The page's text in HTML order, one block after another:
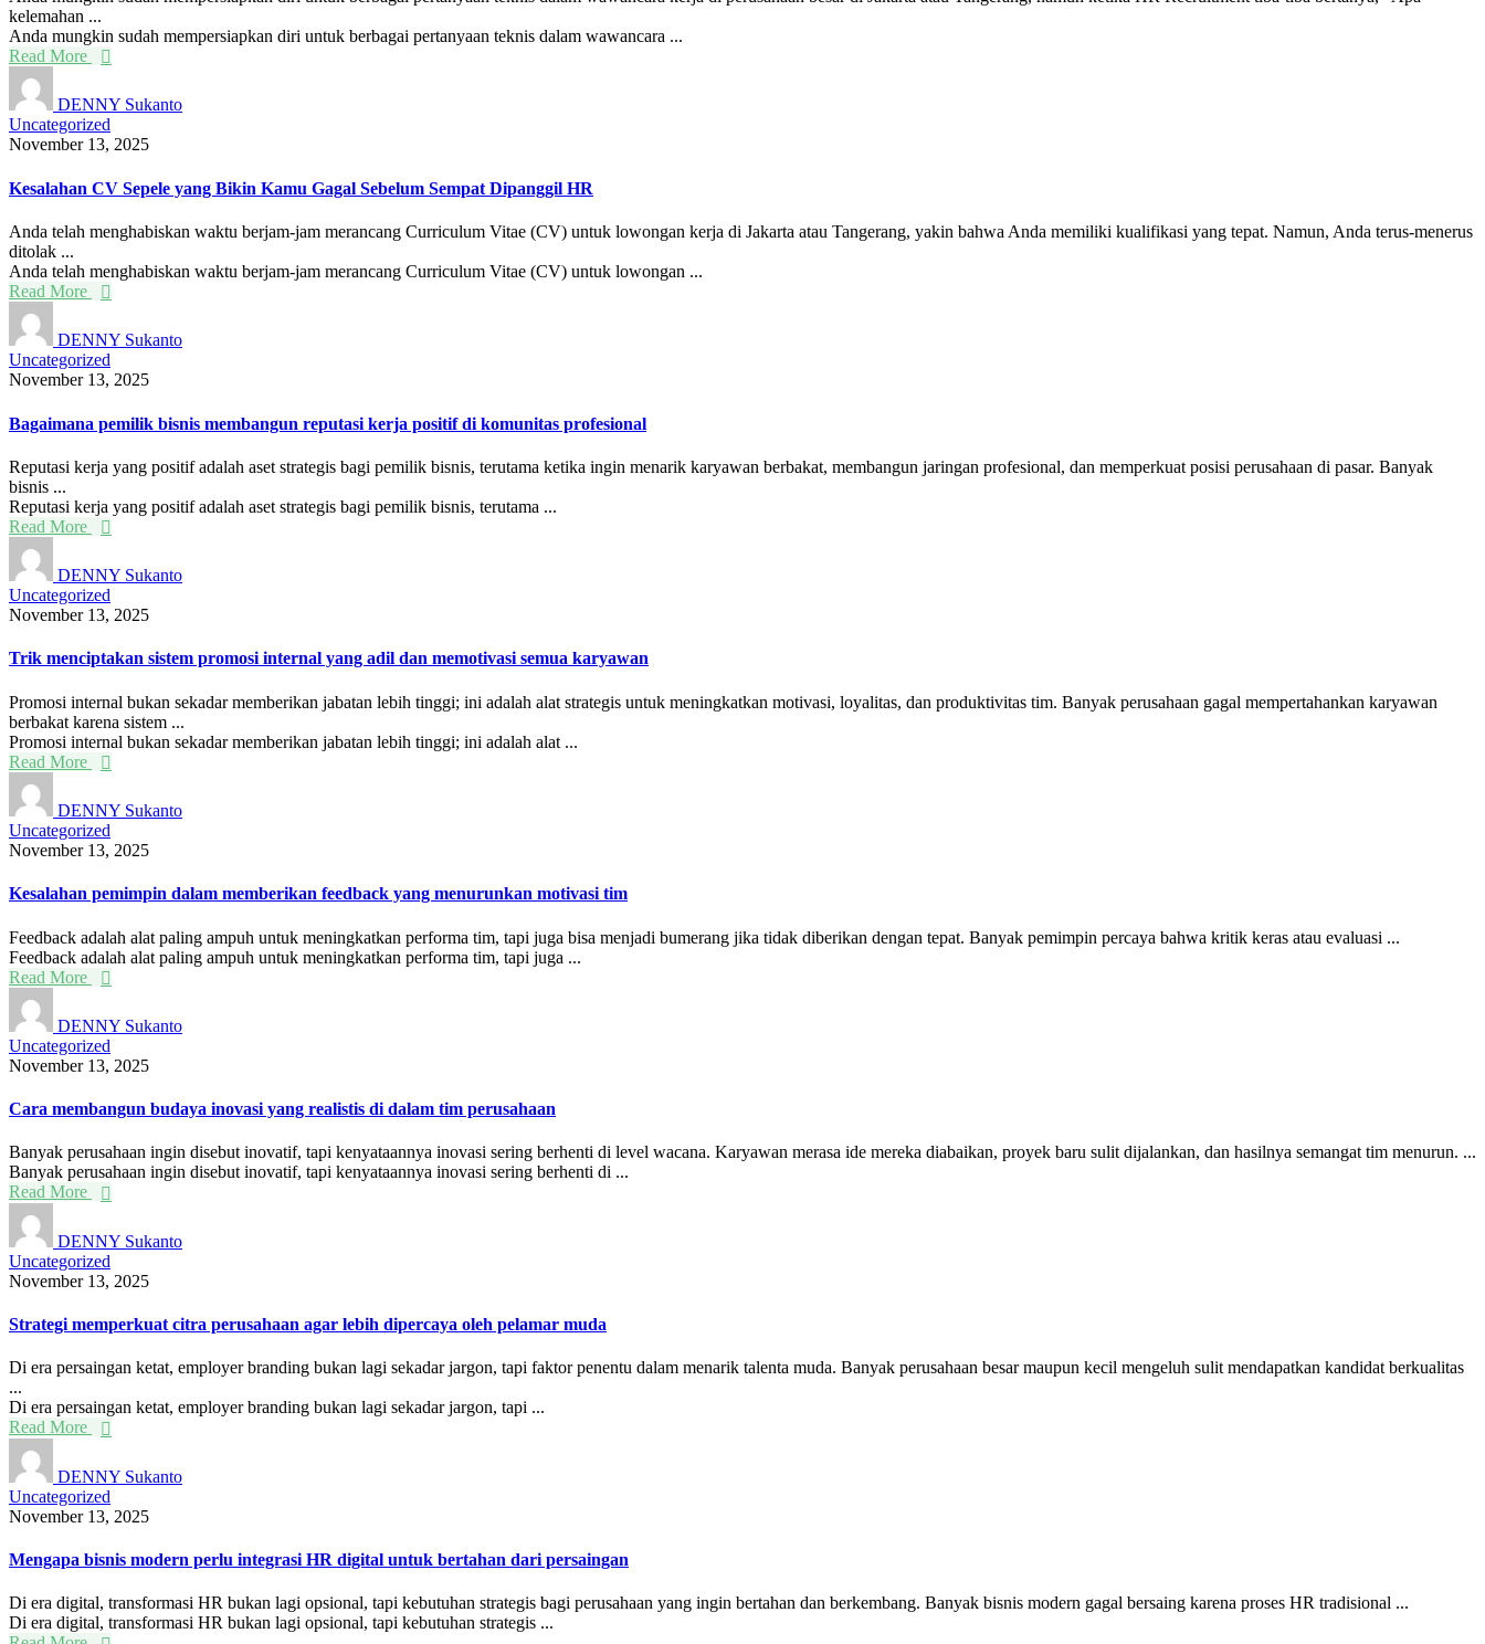
kelemahan ...
Anda mungkin sudah mempersiapkan diri untuk berbagai pertanyaan teknis dalam wawancara ...
Read More
DENNY Sukanto
Uncategorized
November 13, 2025
Kesalahan CV Sepele yang Bikin Kamu Gagal Sebelum Sempat Dipanggil HR
Anda telah menghabiskan waktu berjam-jam merancang Curriculum Vitae (CV) untuk lowongan kerja di Jakarta atau Tangerang, yakin bahwa Anda memiliki kualifikasi yang tepat. Namun, Anda terus-menerus
ditolak ...
Anda telah menghabiskan waktu berjam-jam merancang Curriculum Vitae (CV) untuk lowongan ...
Read More
DENNY Sukanto
Uncategorized
November 13, 2025
Bagaimana pemilik bisnis membangun reputasi kerja positif di komunitas profesional
Reputasi kerja yang positif adalah aset strategis bagi pemilik bisnis, terutama ketika ingin menarik karyawan berbakat, membangun jaringan profesional, dan memperkuat posisi perusahaan di pasar. Banyak
bisnis ...
Reputasi kerja yang positif adalah aset strategis bagi pemilik bisnis, terutama ...
Read More
DENNY Sukanto
Uncategorized
November 13, 2025
Trik menciptakan sistem promosi internal yang adil dan memotivasi semua karyawan
Promosi internal bukan sekadar memberikan jabatan lebih tinggi; ini adalah alat strategis untuk meningkatkan motivasi, loyalitas, dan produktivitas tim. Banyak perusahaan gagal mempertahankan karyawan
berbakat karena sistem ...
Promosi internal bukan sekadar memberikan jabatan lebih tinggi; ini adalah alat ...
Read More
DENNY Sukanto
Uncategorized
November 13, 2025
Kesalahan pemimpin dalam memberikan feedback yang menurunkan motivasi tim
Feedback adalah alat paling ampuh untuk meningkatkan performa tim, tapi juga bisa menjadi bumerang jika tidak diberikan dengan tepat. Banyak pemimpin percaya bahwa kritik keras atau evaluasi ...
Feedback adalah alat paling ampuh untuk meningkatkan performa tim, tapi juga ...
Read More
DENNY Sukanto
Uncategorized
November 13, 2025
Cara membangun budaya inovasi yang realistis di dalam tim perusahaan
Banyak perusahaan ingin disebut inovatif, tapi kenyataannya inovasi sering berhenti di level wacana. Karyawan merasa ide mereka diabaikan, proyek baru sulit dijalankan, dan hasilnya semangat tim menurun. ...
Banyak perusahaan ingin disebut inovatif, tapi kenyataannya inovasi sering berhenti di ...
Read More
DENNY Sukanto
Uncategorized
November 13, 2025
Strategi memperkuat citra perusahaan agar lebih dipercaya oleh pelamar muda
Di era persaingan ketat, employer branding bukan lagi sekadar jargon, tapi faktor penentu dalam menarik talenta muda. Banyak perusahaan besar maupun kecil mengeluh sulit mendapatkan kandidat berkualitas
...
Di era persaingan ketat, employer branding bukan lagi sekadar jargon, tapi ...
Read More
DENNY Sukanto
Uncategorized
November 13, 2025
Mengapa bisnis modern perlu integrasi HR digital untuk bertahan dari persaingan
Di era digital, transformasi HR bukan lagi opsional, tapi kebutuhan strategis bagi perusahaan yang ingin bertahan dan berkembang. Banyak bisnis modern gagal bersaing karena proses HR tradisional ...
Di era digital, transformasi HR bukan lagi opsional, tapi kebutuhan strategis ...